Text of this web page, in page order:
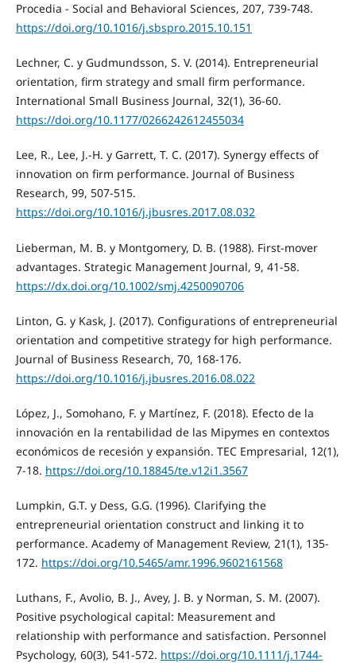
Procedia - Social and Behavioral Sciences, 207, 739-748.
https://doi.org/10.1016/j.sbspro.2015.10.151
Lechner, C. y Gudmundsson, S. V. (2014). Entrepreneurial
orientation, firm strategy and small firm performance.
International Small Business Journal, 32(1), 36-60.
https://doi.org/10.1177/0266242612455034
Lee, R., Lee, J.-H. y Garrett, T. C. (2017). Synergy effects of
innovation on firm performance. Journal of Business
Research, 99, 507-515.
https://doi.org/10.1016/j.jbusres.2017.08.032
Lieberman, M. B. y Montgomery, D. B. (1988). First-mover
advantages. Strategic Management Journal, 9, 41-58.
https://dx.doi.org/10.1002/smj.4250090706
Linton, G. y Kask, J. (2017). Configurations of entrepreneurial
orientation and competitive strategy for high performance.
Journal of Business Research, 70, 168-176.
https://doi.org/10.1016/j.jbusres.2016.08.022
López, J., Somohano, F. y Martínez, F. (2018). Efecto de la
innovación en la rentabilidad de las Mipymes en contextos
económicos de recesión y expansión. TEC Empresarial, 12(1),
7-18. https://doi.org/10.18845/te.v12i1.3567
Lumpkin, G.T. y Dess, G.G. (1996). Clarifying the
entrepreneurial orientation construct and linking it to
performance. Academy of Management Review, 21(1), 135-
172. https://doi.org/10.5465/amr.1996.9602161568
Luthans, F., Avolio, B. J., Avey, J. B. y Norman, S. M. (2007).
Positive psychological capital: Measurement and
relationship with performance and satisfaction. Personnel
Psychology, 60(3), 541-572. https://doi.org/10.1111/j.1744-